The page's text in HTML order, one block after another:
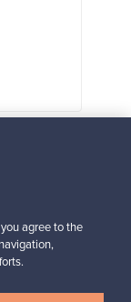
agree to the